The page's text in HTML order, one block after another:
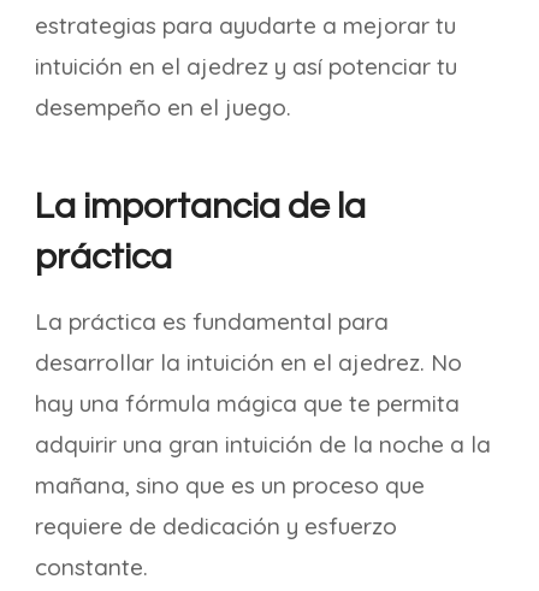
estrategias para ayudarte a mejorar tu
intuición en el ajedrez y así potenciar tu
desempeño en el juego.
La importancia de la
práctica
La práctica es fundamental para
desarrollar la intuición en el ajedrez. No
hay una fórmula mágica que te permita
adquirir una gran intuición de la noche a la
mañana, sino que es un proceso que
requiere de dedicación y esfuerzo
constante.